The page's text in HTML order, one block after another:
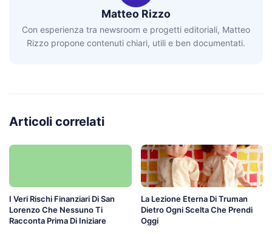
Matteo Rizzo
Con esperienza tra newsroom e progetti editoriali, Matteo
Rizzo propone contenuti chiari, utili e ben documentati.
Articoli correlati
I Veri Rischi Finanziari Di San
Lorenzo Che Nessuno Ti
Racconta Prima Di Iniziare
La Lezione Eterna Di Truman
Dietro Ogni Scelta Che Prendi
Oggi